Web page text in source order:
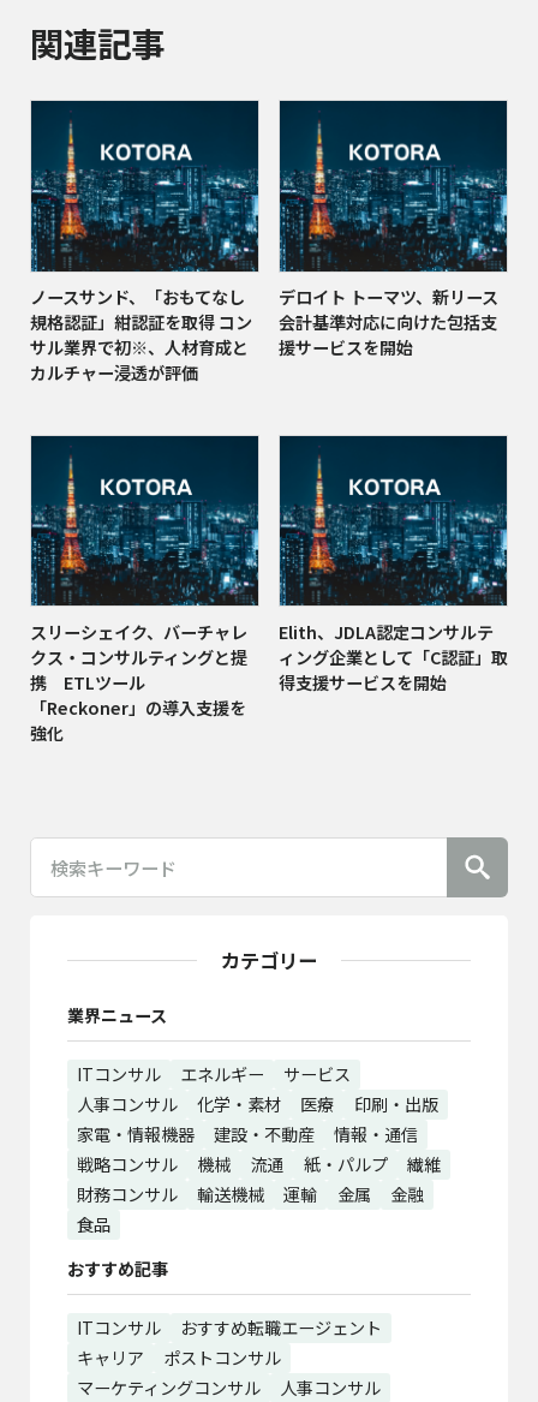
カテゴリー
業界ニュース
ITコンサル エネルギー
サービス
人事コンサル
化学・素材 医療
印刷・出版
家電・情報機器
建設・不動産
情報・通信
戦略コンサル
機械 流通 紙・パルプ
繊維
財務コンサル
輸送機械 運輸 金属
金融
食品
おすすめ記事
ITコンサル
おすすめ転職エージェント
キャリア
ポストコンサル
マーケティングコンサル
人事コンサル
関連記事
ノースサンド、「おもてなし
規格認証」紺認証を取得 コン
サル業界で初※、人材育成と
カルチャー浸透が評価
デロイト トーマツ、新リース
会計基準対応に向けた包括支
援サービスを開始
スリーシェイク、バーチャレ
クス・コンサルティングと提
携 ETLツール
「Reckoner」の導入支援を
強化
Elith、JDLA認定コンサルテ
ィング企業として「C認証」取
得支援サービスを開始